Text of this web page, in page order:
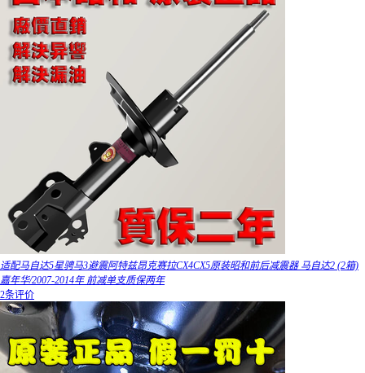
适配马自达5星骋马3避震阿特兹昂克赛拉CX4CX5原装昭和前后减震器 马自达2 (2箱)
嘉年华/2007-2014年 前减单支质保两年
2条评价